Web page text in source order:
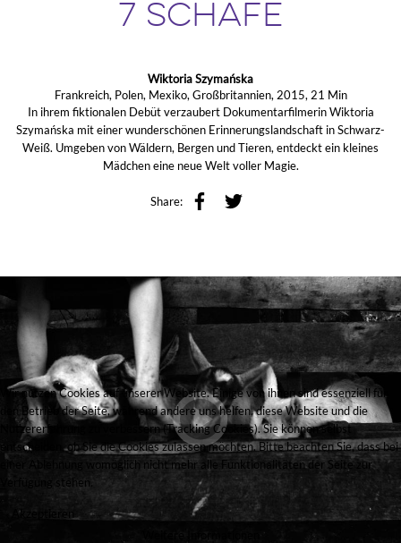
7 Schafe
Wiktoria Szymańska
Frankreich, Polen, Mexiko, Großbritannien, 2015, 21 Min
In ihrem fiktionalen Debüt verzaubert Dokumentarfilmerin Wiktoria
Szymańska mit einer wunderschönen Erinnerungslandschaft in Schwarz-
Weiß. Umgeben von Wäldern, Bergen und Tieren, entdeckt ein kleines
Mädchen eine neue Welt voller Magie.
Share:
Wir nutzen Cookies auf unserer Website. Einige von ihnen sind essenziell für
den Betrieb der Seite, während andere uns helfen, diese Website und die
Nutzererfahrung zu verbessern (Tracking Cookies). Sie können selbst
entscheiden, ob Sie die Cookies zulassen möchten. Bitte beachten Sie, dass bei
einer Ablehnung womöglich nicht mehr alle Funktionalitäten der Seite zur
Verfügung stehen.
Akzeptieren